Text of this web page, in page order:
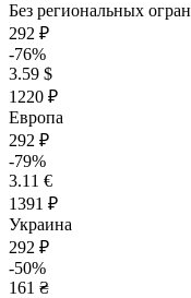
Без региональных
292 ₽
-76%
3.59 $
1220 ₽
Европа
292 ₽
-79%
3.11 €
1391 ₽
Украина
292 ₽
-50%
161 ₴